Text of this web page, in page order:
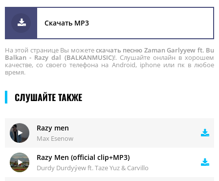
Скачать MP3
На этой странице Вы можетескачать песню Zaman Garlyyew ft. Bu
Balkan - Razy dal (BALKANMUSIC)!. Слушайте онлайн в хорошем
качестве, со своего телефона на Android, iphone или пк в любое
время.
СЛУШАЙТЕ ТАКЖЕ
Razy men
Max Esenow
Razy Men (official clip+MP3)
Durdy Durdyýew ft. Taze Yuz & Carvillo